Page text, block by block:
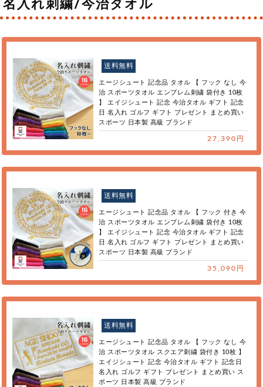
名入れ刺繍/今治タオル
送料無料
エージシュート 記念品 タオル 【 フック なし 今
治 スポーツタオル エンブレム刺繍 袋付き 10枚
】 エイジシュート 記念 今治タオル ギフト 記念
日 名入れ ゴルフ ギフト プレゼント まとめ買い
スポーツ 日本製 高級 ブランド
27,390円
送料無料
エージシュート 記念品 タオル 【 フック 付き 今
治 スポーツタオル エンブレム刺繍 袋付き 10枚
】 エイジシュート 記念 今治タオル ギフト 記念
日 名入れ ゴルフ ギフト プレゼント まとめ買い
スポーツ 日本製 高級 ブランド
35,090円
送料無料
エージシュート 記念品 タオル 【 フック なし 今
治 スポーツタオル スクエア刺繍 袋付き 10枚 】
エイジシュート 記念 今治タオル ギフト 記念日
名入れ ゴルフ ギフト プレゼント まとめ買い ス
ポーツ 日本製 高級 ブランド